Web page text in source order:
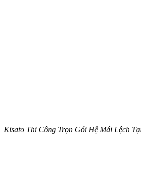
Kisato Thi Công Trọn Gói Hệ Mái Lệch